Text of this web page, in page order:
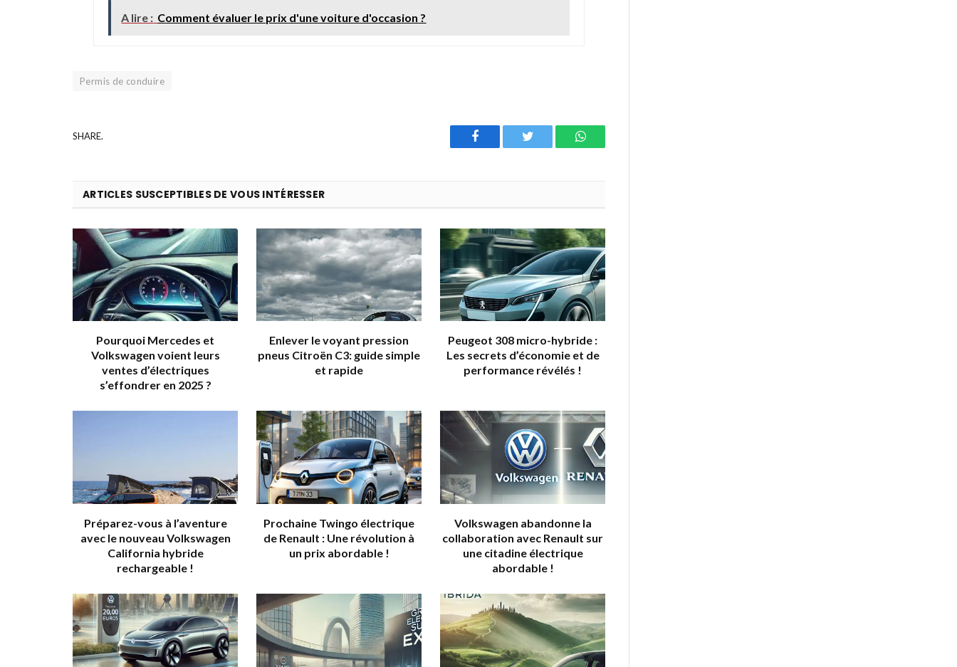
A lire : Comment évaluer le prix d'une voiture d'occasion ?
Permis de conduire
SHARE. Facebook Twitter WhatsApp
ARTICLES SUSCEPTIBLES DE VOUS INTÉRESSER
Pourquoi Mercedes et
Volkswagen voient leurs
ventes d’électriques
s’effondrer en 2025 ?
Enlever le voyant pression
pneus Citroën C3: guide simple
et rapide
Peugeot 308 micro-hybride :
Les secrets d’économie et de
performance révélés !
Préparez-vous à l’aventure
avec le nouveau Volkswagen
California hybride
rechargeable !
Prochaine Twingo électrique
de Renault : Une révolution à
un prix abordable !
Volkswagen abandonne la
collaboration avec Renault sur
une citadine électrique
abordable !